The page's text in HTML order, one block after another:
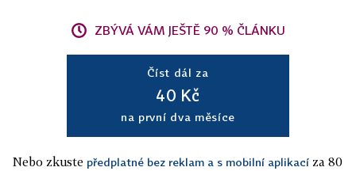
ZBÝVÁ VÁM JEŠTĚ 90 % ČLÁNKU
Číst dál za
40 Kč
na první dva měsíce
Nebo zkuste předplatné bez reklam a s mobilní aplikací za 80